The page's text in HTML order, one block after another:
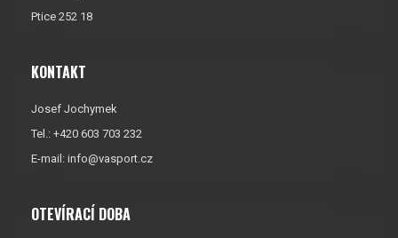
Ptice 252 18
KONTAKT
Josef Jochymek
Tel.: +420 603 703 232
E-mail: info@vasport.cz
OTEVÍRACÍ DOBA